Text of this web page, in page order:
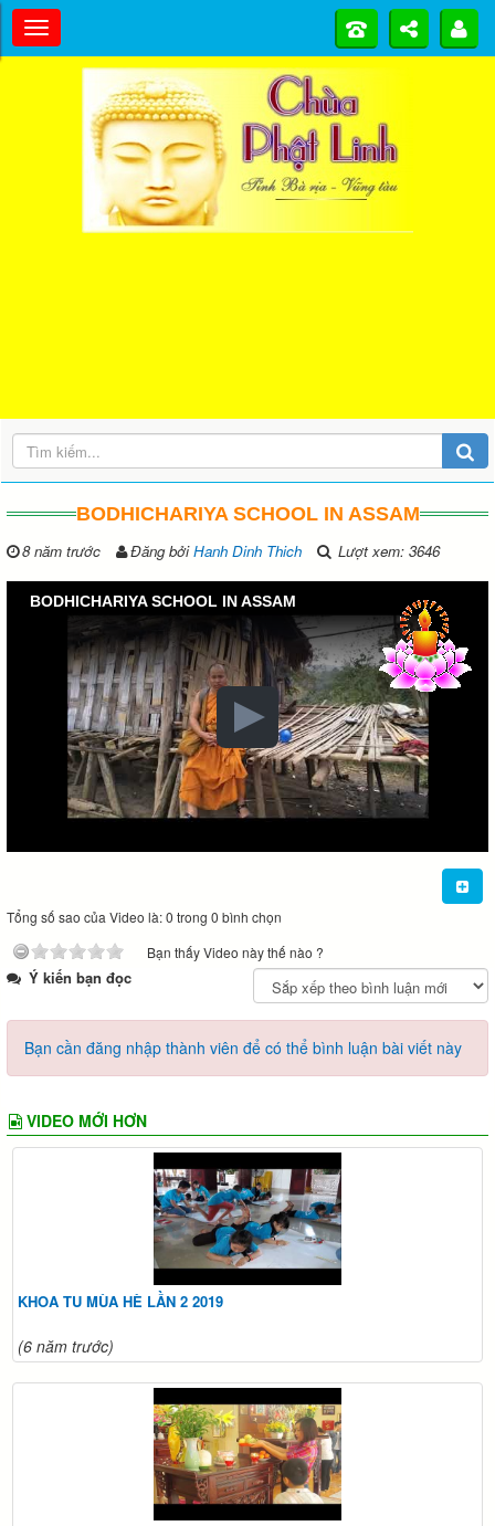
BODHICHARIYA SCHOOL IN ASSAM
8 năm trước Đăng bởiHanh Dinh Thich Lượt xem: 3646
BODHICHARIYA SCHOOL IN ASSAM
Tổng số sao của Video là: 0 trong 0 bình chọn
Bạn thấy Video này thế nào ?
Ý kiến bạn đọc
Bạn cần đăng nhập thành viên để có thể bình luận bài viết này
VIDEO MỚI HƠN
KHOA TU MÙA HÈ LẦN 2 2019
(6 năm trước)